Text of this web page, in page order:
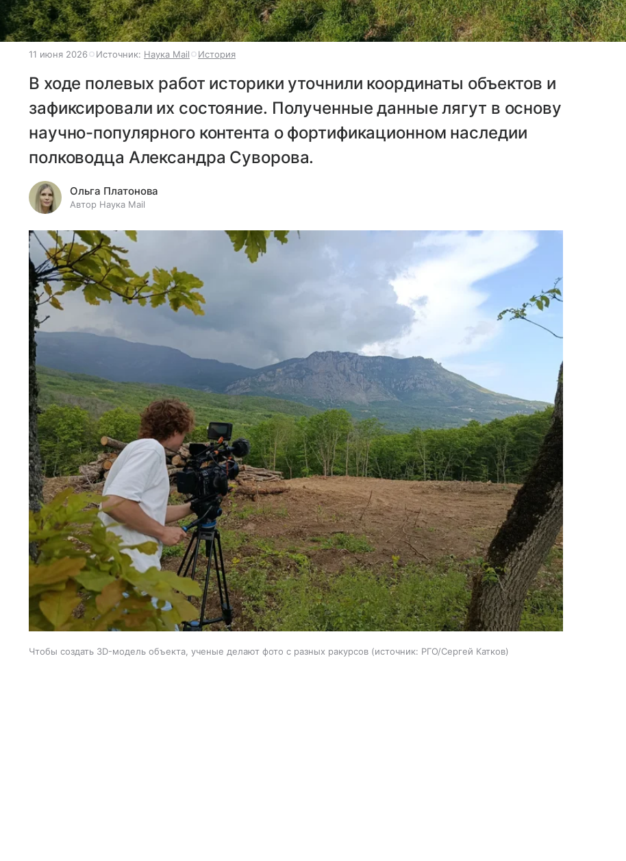
11 июня 2026 Источник: Наука Mail История
В ходе полевых работ историки уточнили координаты объектов и
зафиксировали их состояние. Полученные данные лягут в основу
научно-популярного контента о фортификационном наследии
полководца Александра Суворова.
Ольга Платонова
Автор Наука Mail
Чтобы создать 3D-модель объекта, ученые делают фото с разных ракурсов источник: РГО/Сергей Катков